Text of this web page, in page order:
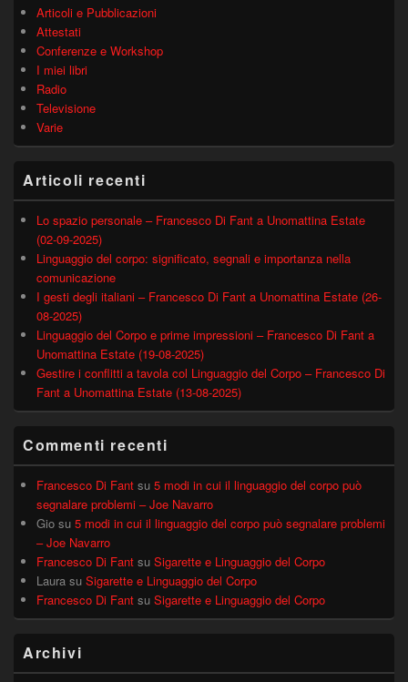
Articoli e Pubblicazioni
Attestati
Conferenze e Workshop
I miei libri
Radio
Televisione
Varie
Articoli recenti
Lo spazio personale – Francesco Di Fant a Unomattina Estate
(02-09-2025)
Linguaggio del corpo: significato, segnali e importanza nella
comunicazione
I gesti degli italiani – Francesco Di Fant a Unomattina Estate (26-
08-2025)
Linguaggio del Corpo e prime impressioni – Francesco Di Fant a
Unomattina Estate (19-08-2025)
Gestire i conflitti a tavola col Linguaggio del Corpo – Francesco Di
Fant a Unomattina Estate (13-08-2025)
Commenti recenti
Francesco Di Fant su 5 modi in cui il linguaggio del corpo può
segnalare problemi – Joe Navarro
Gio su 5 modi in cui il linguaggio del corpo può segnalare problemi
– Joe Navarro
Francesco Di Fant su Sigarette e Linguaggio del Corpo
Laura su Sigarette e Linguaggio del Corpo
Francesco Di Fant su Sigarette e Linguaggio del Corpo
Archivi